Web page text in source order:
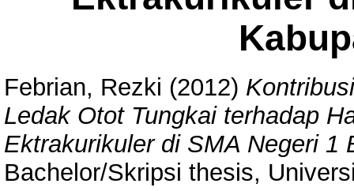
Febrian, Rezki (2012)
Ledak Otot Tungkai terhadap
Ektrakurikuler di SMA Negeri 1
Bachelor/Skripsi thesis,